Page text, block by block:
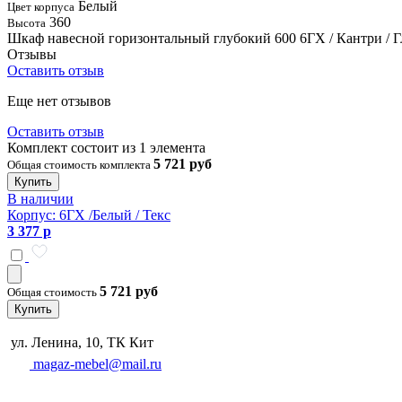
Цвет корпуса Белый
Высота 360
Шкаф навесной горизонтальный глубокий 600 6ГХ / Кантри /
Отзывы
Оставить отзыв
Еще нет отзывов
Оставить отзыв
Комплект состоит из 1 элемента
Общая стоимость комплекта 5 721 руб
Купить
В наличии
Корпус: 6ГХ /Белый / Текс
3 377 р
Общая стоимость 5 721 руб
Купить
ул. Ленина, 10, ТК Кит
magaz-mebel@mail.ru